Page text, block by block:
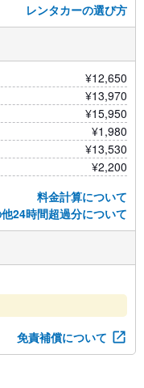
レンタカーの選び方
¥12,650
¥13,970
¥15,950
¥1,980
¥13,530
¥2,200
料金計算について
24時間超過分について
免責補償について